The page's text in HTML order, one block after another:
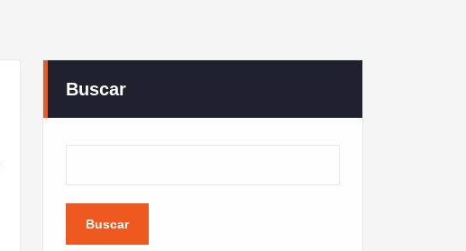
Buscar
Buscar